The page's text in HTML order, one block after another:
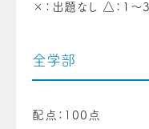
×：出題なし △：1
全学部
配点：100点